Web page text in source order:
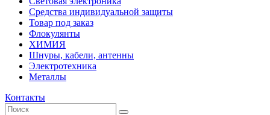
Средства индивидуальной защиты
Товар под заказ
Флокулянты
ХИМИЯ
Шнуры, кабели, антенны
Электротехника
Металлы
Контакты